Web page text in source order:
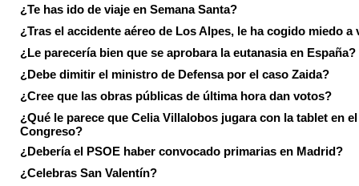
¿Te has ido de viaje en Semana Santa?
¿Tras el accidente aéreo de Los Alpes, le ha cogido miedo a
¿Le parecería bien que se aprobara la eutanasia en España?
¿Debe dimitir el ministro de Defensa por el caso Zaida?
¿Cree que las obras públicas de última hora dan votos?
¿Qué le parece que Celia Villalobos jugara con la tablet en el
Congreso?
¿Debería el PSOE haber convocado primarias en Madrid?
¿Celebras San Valentín?